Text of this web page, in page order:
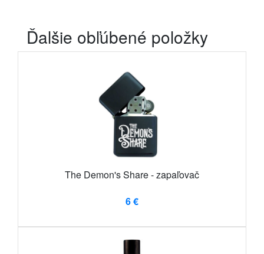
Ďalšie obľúbené položky
The Demon's Share - zapaľovač
6 €